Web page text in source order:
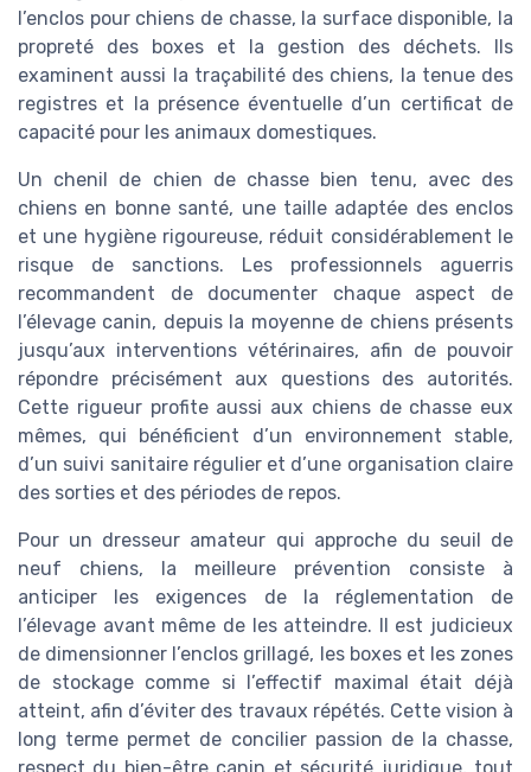
l’enclos pour chiens de chasse, la surface disponible, la
propreté des boxes et la gestion des déchets. Ils
examinent aussi la traçabilité des chiens, la tenue des
registres et la présence éventuelle d’un certificat de
capacité pour les animaux domestiques.
Un chenil de chien de chasse bien tenu, avec des
chiens en bonne santé, une taille adaptée des enclos
et une hygiène rigoureuse, réduit considérablement le
risque de sanctions. Les professionnels aguerris
recommandent de documenter chaque aspect de
l’élevage canin, depuis la moyenne de chiens présents
jusqu’aux interventions vétérinaires, afin de pouvoir
répondre précisément aux questions des autorités.
Cette rigueur profite aussi aux chiens de chasse eux
mêmes, qui bénéficient d’un environnement stable,
d’un suivi sanitaire régulier et d’une organisation claire
des sorties et des périodes de repos.
Pour un dresseur amateur qui approche du seuil de
neuf chiens, la meilleure prévention consiste à
anticiper les exigences de la réglementation de
l’élevage avant même de les atteindre. Il est judicieux
de dimensionner l’enclos grillagé, les boxes et les zones
de stockage comme si l’effectif maximal était déjà
atteint, afin d’éviter des travaux répétés. Cette vision à
long terme permet de concilier passion de la chasse,